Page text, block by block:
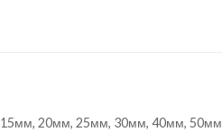
15мм, 20мм, 25мм, 30мм, 40мм, 50мм